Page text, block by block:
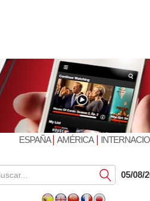
ESPAÑA| AMÉRICA|
Submit05/08/